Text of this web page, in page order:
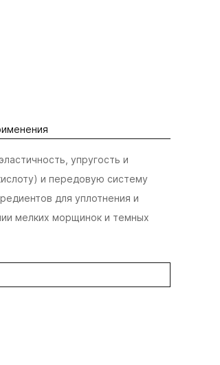
упругость и
и передовую систему
для уплотнения и
мелких морщинок и темных